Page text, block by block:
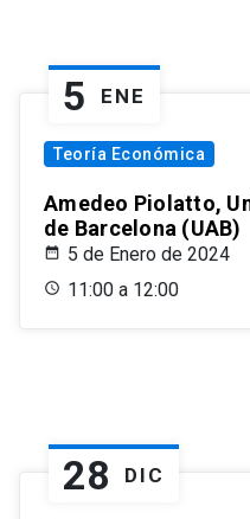
5 ENE
Teoría Económica
Amedeo Piolatto,
de Barcelona (UAB)
5 de Enero de 2024
11:00 a 12:00
28 DIC